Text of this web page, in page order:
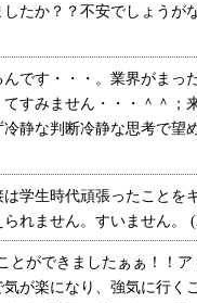
たか？？不安でしょうが
す・・・。業界がまっ
すみません・・・＾＾；
静な判断冷静な思考で望
学生時代頑張ったことを
れません。すいません。
ができましたぁぁ！！
が楽になり、強気に行